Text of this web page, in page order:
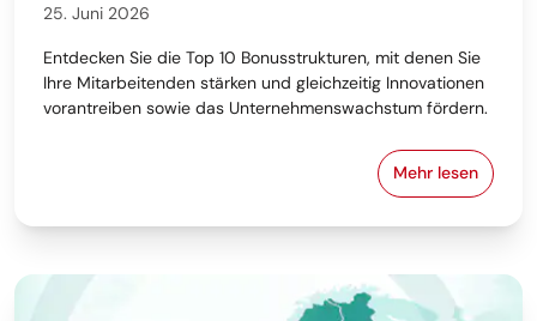
25. Juni 2026
Entdecken Sie die Top 10 Bonusstrukturen, mit denen Sie
Ihre Mitarbeitenden stärken und gleichzeitig Innovationen
vorantreiben sowie das Unternehmenswachstum fördern.
Mehr lesen
Die 10